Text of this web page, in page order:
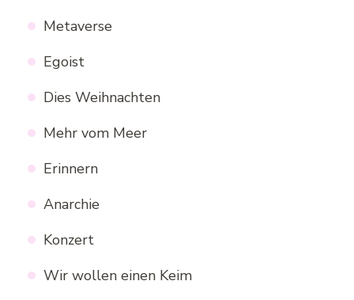
Metaverse
Egoist
Dies Weihnachten
Mehr vom Meer
Erinnern
Anarchie
Konzert
Wir wollen einen Keim